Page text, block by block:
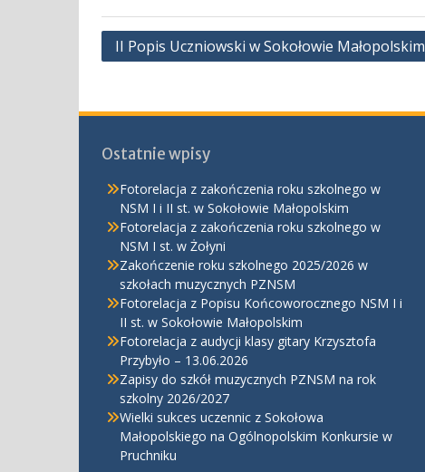
Nawigacja
II Popis Uczniowski w Sokołowie Małopolskim
Ostatnie wpisy
Fotorelacja z zakończenia roku szkolnego w
NSM I i II st. w Sokołowie Małopolskim
Fotorelacja z zakończenia roku szkolnego w
NSM I st. w Żołyni
Zakończenie roku szkolnego 2025/2026 w
szkołach muzycznych PZNSM
Fotorelacja z Popisu Końcoworocznego NSM I i
II st. w Sokołowie Małopolskim
Fotorelacja z audycji klasy gitary Krzysztofa
Przybyło – 13.06.2026
Zapisy do szkół muzycznych PZNSM na rok
szkolny 2026/2027
Wielki sukces uczennic z Sokołowa
Małopolskiego na Ogólnopolskim Konkursie w
Pruchniku